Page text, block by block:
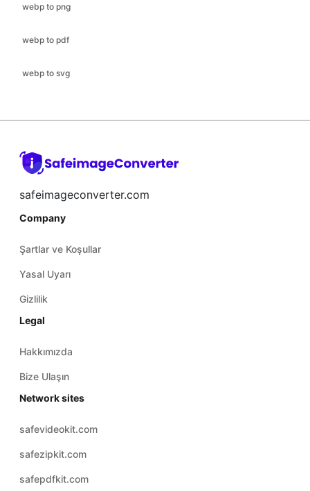
webp to png
webp to pdf
webp to svg
safeimageconverter.com
Company
Şartlar ve Koşullar
Yasal Uyarı
Gizlilik
Legal
Hakkımızda
Bize Ulaşın
Network sites
safevideokit.com
safezipkit.com
safepdfkit.com